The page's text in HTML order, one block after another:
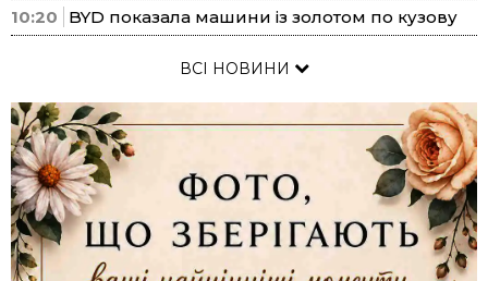
10:20
BYD показала машини із золотом по кузову
ВСІ НОВИНИ